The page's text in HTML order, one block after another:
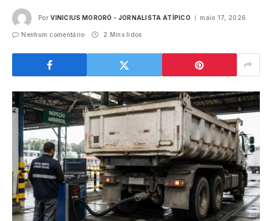
Por VINICIUS MORORÓ - JORNALISTA ATÍPICO maio 17, 2026
Nenhum comentário 2 Mins lidos